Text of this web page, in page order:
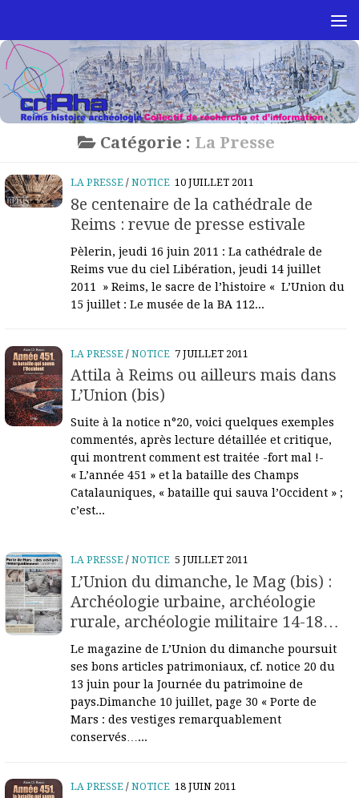
Catégorie : La Presse
LA PRESSE /NOTICE 10 JUILLET 2011
8e centenaire de la cathédrale de
Reims : revue de presse estivale
Pèlerin, jeudi 16 juin 2011 : La cathédrale de
Reims vue du ciel Libération, jeudi 14 juillet
2011 » Reims, le sacre de l’histoire « L’Union du
15 juillet : Le musée de la BA 112...
LA PRESSE /NOTICE 7 JUILLET 2011
Attila à Reims ou ailleurs mais dans
L’Union (bis)
Suite à la notice n°20, voici quelques exemples
commentés, après lecture détaillée et critique,
qui montrent comment est traitée -fort mal !-
« L’année 451 » et la bataille des Champs
Catalauniques, « bataille qui sauva l’Occident » ;
c’est...
LA PRESSE /NOTICE 5 JUILLET 2011
L’Union du dimanche, le Mag (bis) :
Archéologie urbaine, archéologie
rurale, archéologie militaire 14-18…
Le magazine de L’Union du dimanche poursuit
ses bons articles patrimoniaux, cf. notice 20 du
13 juin pour la Journée du patrimoine de
pays.Dimanche 10 juillet, page 30 « Porte de
Mars : des vestiges remarquablement
conservés…...
LA PRESSE /NOTICE 18 JUIN 2011